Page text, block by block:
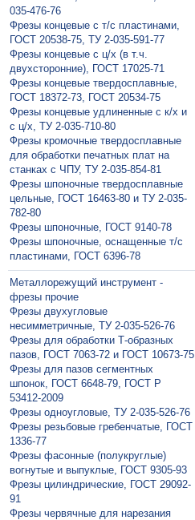
035-476-76
Фрезы концевые с т/с пластинами,
ГОСТ 20538-75, ТУ 2-035-591-77
Фрезы концевые с ц/х (в т.ч.
двухсторонние), ГОСТ 17025-71
Фрезы концевые твердосплавные,
ГОСТ 18372-73, ГОСТ 20534-75
Фрезы концевые удлиненные с к/х и
с ц/х, ТУ 2-035-710-80
Фрезы кромочные твердосплавные
для обработки печатных плат на
станках с ЧПУ, ТУ 2-035-854-81
Фрезы шпоночные твердосплавные
цельные, ГОСТ 16463-80 и ТУ 2-035-
782-80
Фрезы шпоночные, ГОСТ 9140-78
Фрезы шпоночные, оснащенные т/с
пластинами, ГОСТ 6396-78
Металлорежущий инструмент -
фрезы прочие
Фрезы двухугловые
несимметричные, ТУ 2-035-526-76
Фрезы для обработки Т-образных
пазов, ГОСТ 7063-72 и ГОСТ 10673-75
Фрезы для пазов сегментных
шпонок, ГОСТ 6648-79, ГОСТ Р
53412-2009
Фрезы одноугловые, ТУ 2-035-526-76
Фрезы резьбовые гребенчатые, ГОСТ
1336-77
Фрезы фасонные (полукруглые)
вогнутые и выпуклые, ГОСТ 9305-93
Фрезы цилиндрические, ГОСТ 29092-
91
Фрезы червячные для нарезания